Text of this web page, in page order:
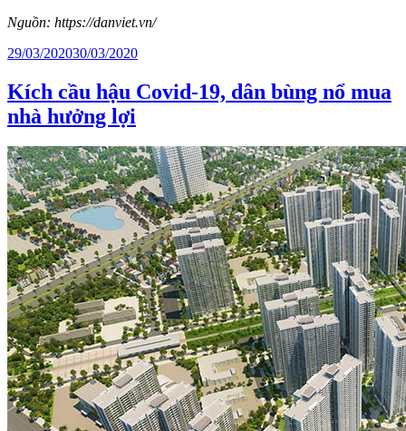
Nguồn: https://danviet.vn/
Posted
29/03/202030/03/2020
Kích cầu hậu Covid-19, dân bùng nổ mua
nhà hưởng lợi